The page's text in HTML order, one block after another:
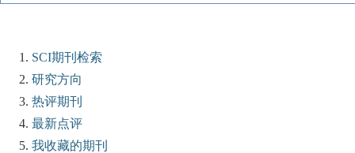
SCI期刊检索
研究方向
热评期刊
最新点评
我收藏的期刊